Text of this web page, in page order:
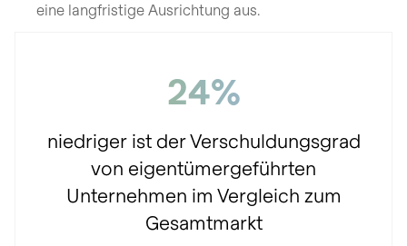
eine langfristige Ausrichtung aus.
24%
niedriger ist der Verschuldungsgrad
von eigentümergeführten
Unternehmen im Vergleich zum
Gesamtmarkt